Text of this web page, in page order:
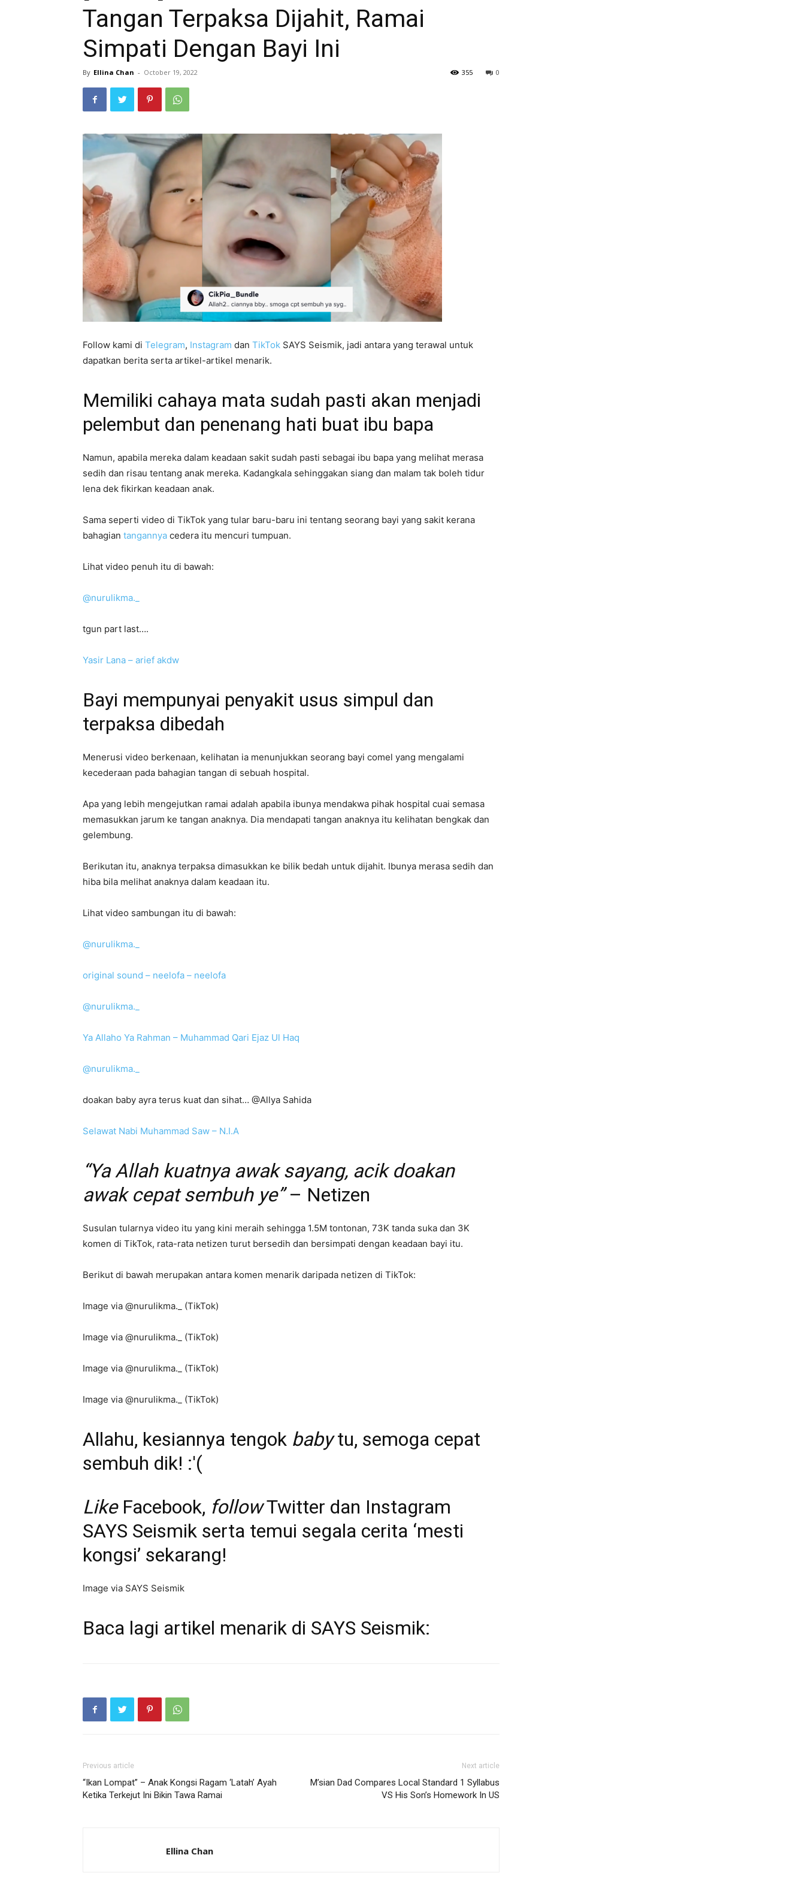
Tangan Terpaksa Dijahit, Ramai
Simpati Dengan Bayi Ini
By Ellina Chan - October 19, 2022 0
355
Follow kami di Telegram, Instagram dan TikTok SAYS Seismik, jadi antara yang terawal untuk
dapatkan berita serta artikel-artikel menarik.
Memiliki cahaya mata sudah pasti akan menjadi
pelembut dan penenang hati buat ibu bapa
Namun, apabila mereka dalam keadaan sakit sudah pasti sebagai ibu bapa yang melihat merasa
sedih dan risau tentang anak mereka. Kadangkala sehinggakan siang dan malam tak boleh tidur
lena dek fikirkan keadaan anak.
Sama seperti video di TikTok yang tular baru-baru ini tentang seorang bayi yang sakit kerana
bahagian tangannya cedera itu mencuri tumpuan.
Lihat video penuh itu di bawah:
@nurulikma._
tgun part last….
Yasir Lana – arief akdw
Bayi mempunyai penyakit usus simpul dan
terpaksa dibedah
Menerusi video berkenaan, kelihatan ia menunjukkan seorang bayi comel yang mengalami
kecederaan pada bahagian tangan di sebuah hospital.
Apa yang lebih mengejutkan ramai adalah apabila ibunya mendakwa pihak hospital cuai semasa
memasukkan jarum ke tangan anaknya. Dia mendapati tangan anaknya itu kelihatan bengkak dan
gelembung.
Berikutan itu, anaknya terpaksa dimasukkan ke bilik bedah untuk dijahit. Ibunya merasa sedih dan
hiba bila melihat anaknya dalam keadaan itu.
Lihat video sambungan itu di bawah:
@nurulikma._
original sound – neelofa – neelofa
@nurulikma._
Ya Allaho Ya Rahman – Muhammad Qari Ejaz Ul Haq
@nurulikma._
doakan baby ayra terus kuat dan sihat… @Allya Sahida
Selawat Nabi Muhammad Saw – N.I.A
“Ya Allah kuatnya awak sayang, acik doakan
awak cepat sembuh ye”– Netizen
Susulan tularnya video itu yang kini meraih sehingga 1.5M tontonan, 73K tanda suka dan 3K
komen di TikTok, rata-rata netizen turut bersedih dan bersimpati dengan keadaan bayi itu.
Berikut di bawah merupakan antara komen menarik daripada netizen di TikTok:
Image via @nurulikma._ (TikTok)
Image via @nurulikma._ (TikTok)
Image via @nurulikma._ (TikTok)
Image via @nurulikma._ (TikTok)
Allahu, kesiannya tengok babytu, semoga cepat
sembuh dik! :'(
Like Facebook, followTwitter dan Instagram
SAYS Seismik serta temui segala cerita ‘mesti
kongsi’ sekarang!
Image via SAYS Seismik
Baca lagi artikel menarik di SAYS Seismik:
Previous article
“Ikan Lompat” – Anak Kongsi Ragam ‘Latah’ Ayah
Ketika Terkejut Ini Bikin Tawa Ramai
Next article
M’sian Dad Compares Local Standard 1 Syllabus
VS His Son’s Homework In US
Ellina Chan